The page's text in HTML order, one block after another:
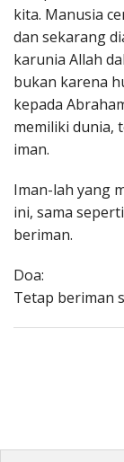
kita. Manusia
dan sekarang
karunia Allah
bukan karena
kepada
memiliki dunia,
iman.
Iman-lah yang
ini, sama
beriman.
Doa:
Tetap beriman